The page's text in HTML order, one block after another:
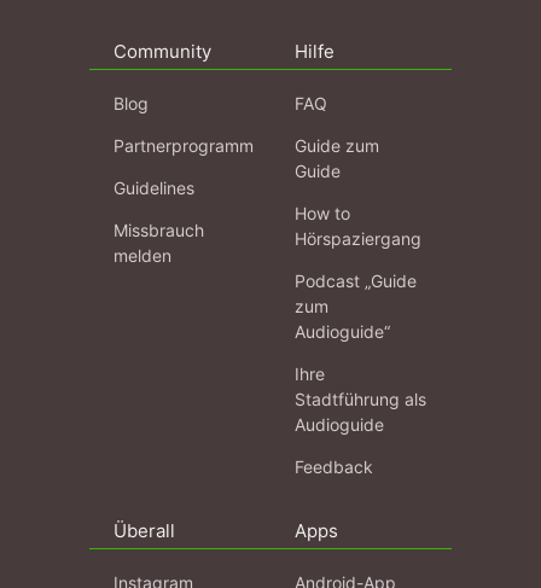
Community
Blog
Partnerprogramm
Guidelines
Missbrauch
melden
Hilfe
FAQ
Guide zum
Guide
How to
Hörspaziergang
Podcast „Guide
zum
Audioguide“
Ihre
Stadtführung als
Audioguide
Feedback
Überall
Instagram
Apps
Android-App